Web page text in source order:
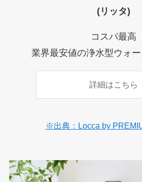
(リッタ)
コスパ最高
業界最安値の浄水型ウォ
詳細はこちら
※出典：Locca by